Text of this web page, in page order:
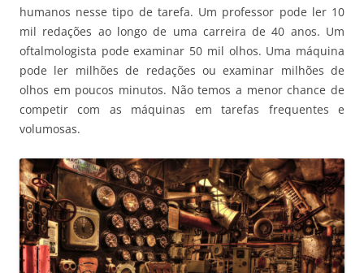
humanos nesse tipo de tarefa. Um professor pode ler 10
mil redações ao longo de uma carreira de 40 anos. Um
oftalmologista pode examinar 50 mil olhos. Uma máquina
pode ler milhões de redações ou examinar milhões de
olhos em poucos minutos. Não temos a menor chance de
competir com as máquinas em tarefas frequentes e
volumosas.